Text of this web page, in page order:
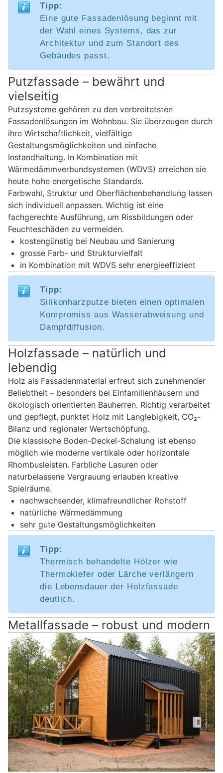
Tipp:
Eine gute Fassadenlösung beginnt mit
der Wahl eines Systems, das zur
Architektur und zum Standort des
Gebäudes passt.
Putzfassade – bewährt und
vielseitig
Putzsysteme gehören zu den verbreitetsten
Fassadenlösungen im Wohnbau. Sie überzeugen durch
ihre Wirtschaftlichkeit, vielfältige
Gestaltungsmöglichkeiten und einfache
Instandhaltung. In Kombination mit
Wärmedämmverbundsystemen (WDVS) erreichen sie
heute hohe energetische Standards.
Farbwahl, Struktur und Oberflächenbehandlung lassen
sich individuell anpassen. Wichtig ist eine
fachgerechte Ausführung, um Rissbildungen oder
Feuchteschäden zu vermeiden.
kostengünstig bei Neubau und Sanierung
grosse Farb- und Strukturvielfalt
in Kombination mit WDVS sehr energieeffizient
Tipp:
Silikonharzputze bieten einen optimalen
Kompromiss aus Wasserabweisung und
Dampfdiffusion.
Holzfassade – natürlich und
lebendig
Holz als Fassadenmaterial erfreut sich zunehmender
Beliebtheit – besonders bei Einfamilienhäusern und
ökologisch orientierten Bauherren. Richtig verarbeitet
und gepflegt, punktet Holz mit Langlebigkeit, CO₂-
Bilanz und regionaler Wertschöpfung.
Die klassische Boden-Deckel-Schalung ist ebenso
möglich wie moderne vertikale oder horizontale
Rhombusleisten. Farbliche Lasuren oder
naturbelassene Vergrauung erlauben kreative
Spielräume.
nachwachsender, klimafreundlicher Rohstoff
natürliche Wärmedämmung
sehr gute Gestaltungsmöglichkeiten
Tipp:
Thermisch behandelte Hölzer wie
Thermokiefer oder Lärche verlängern
die Lebensdauer der Holzfassade
deutlich.
Metallfassade – robust und modern